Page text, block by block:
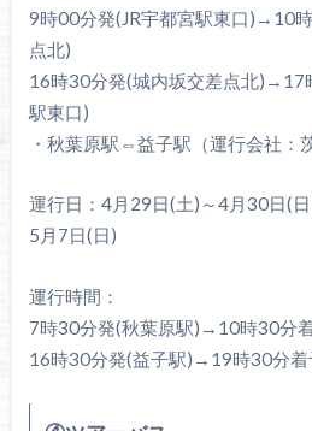
9時00分発(JR宇都宮駅東口)→10
点北)
16時30分発(城内坂交差点北)→17
駅東口)
・秋葉原駅⇔益子駅（運行会社：
運行日：4月29日(土)～4月30日(
5月7日(日)
運行時間：
7時30分発(秋葉原駅)→10時30分
16時30分発(益子駅)→19時30分着